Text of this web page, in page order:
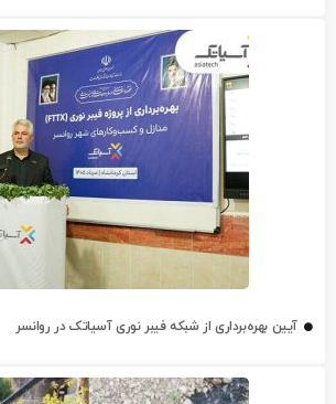
آیین بهره‌برداری از شبکه فیبر نوری آسیاتک در روانسر